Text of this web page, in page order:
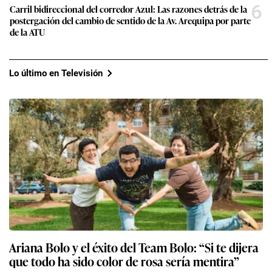
Carril bidireccional del corredor Azul: Las razones detrás de la
postergación del cambio de sentido de la Av. Arequipa por parte
de la ATU
6
Lo último en Televisión
Ariana Bolo y el éxito del Team Bolo: “Si te dijera
que todo ha sido color de rosa sería mentira”